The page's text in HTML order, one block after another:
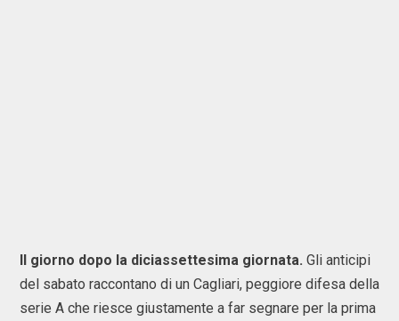
Il giorno dopo la diciassettesima giornata. Gli anticipi
del sabato raccontano di un Cagliari, peggiore difesa della
serie A che riesce giustamente a far segnare per la prima